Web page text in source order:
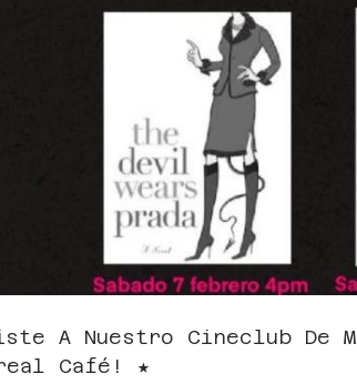
A Nuestro Cineclub De
Café! ★